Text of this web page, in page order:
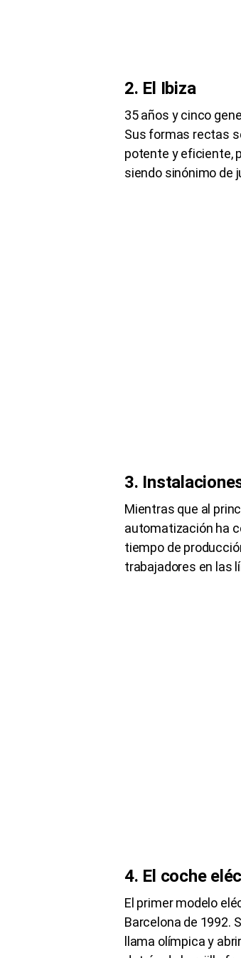
2. El Ibiza
35 años y cinco
Sus formas rectas
potente y eficiente,
siendo sinónimo de
3.
Mientras que al
automatización ha
tiempo de
trabajadores en las
4. El coche
El primer modelo
Barcelona de 1992.
llama olímpica y